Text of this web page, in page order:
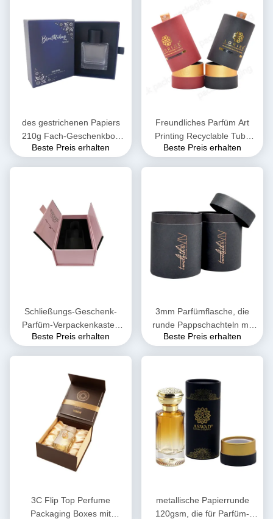
des gestrichenen Papiers
210g Fach-Geschenkbox
des Parfüm-
Beste Preis erhalten
Freundliches Parfüm Art
Printing Recyclable Tube
Packagings Eco, das 120g
Beste Preis erhalten
Schließungs-Geschenk-
Parfüm-Verpackenkasten
PMS magnetisches mit Band
Beste Preis erhalten
3mm Parfümflasche, die
runde Pappschachteln mit
Deckeln 10ml 30ml verpackt
Beste Preis erhalten
3C Flip Top Perfume
Packaging Boxes mit
metallische Papierrunde
120gsm, die für Parfüm-